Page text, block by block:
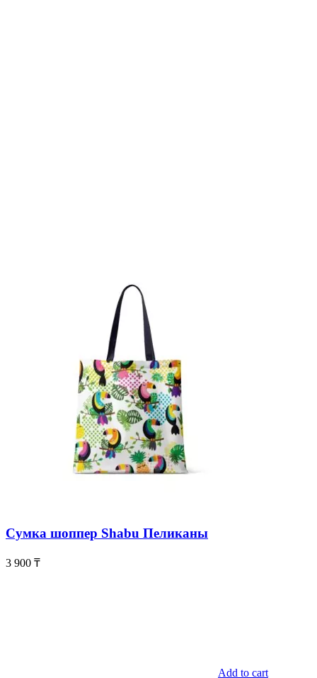
Сумка шоппер Shabu Пеликаны
3 900 ₸
Add to cart